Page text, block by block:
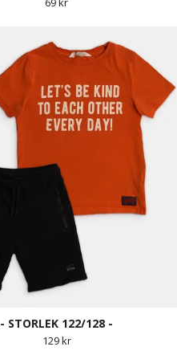
- STORLEK 122/128 -
129 kr